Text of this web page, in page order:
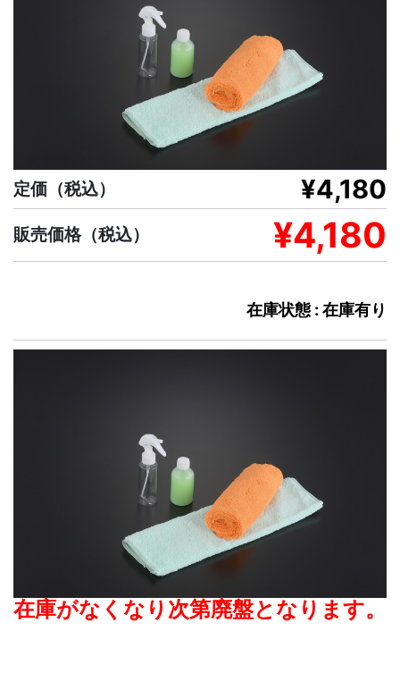
定価 （税込） ¥4,180
販売価格（税込） ¥4,180
在庫状態 : 在庫有り
在庫がなくなり次第廃盤となります。